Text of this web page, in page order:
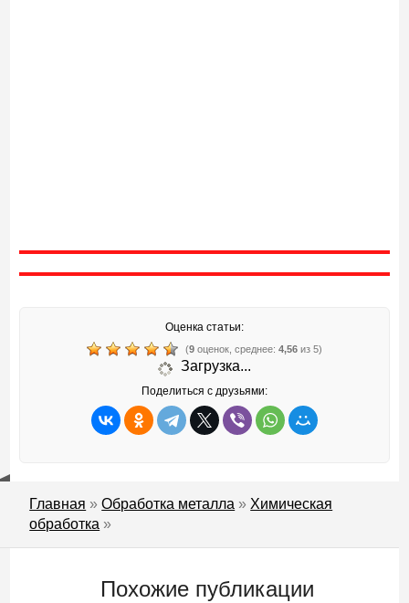
Оценка статьи:
(9 оценок, среднее: 4,56 из 5)
Загрузка...
Поделиться с друзьями:
Главная »Обработка металла » Химическая
обработка »
Похожие публикации